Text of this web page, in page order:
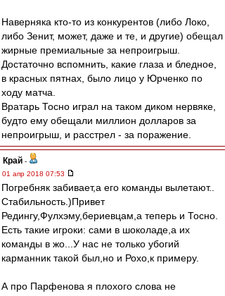
Наверняка кто-то из конкурентов (либо Локо,
либо Зенит, может, даже и те, и другие) обещал
жирные премиальные за непроигрыш.
Достаточно вспомнить, какие глаза и бледное,
в красных пятнах, было лицо у Юрченко по
ходу матча.
Вратарь Тосно играл на таком диком нервяке,
будто ему обещали миллион долларов за
непроигрыш, и расстрел - за поражение.
Край -
01 апр 2018 07:53
Погребняк забивает,а его команды вылетают..
Стабильность.)Привет
Редингу,Фулхэму,бериевцам,а теперь и Тосно.
Есть такие игроки: сами в шоколаде,а их
команды в жо...У нас не только убогий
карманник такой был,но и Рохо,к примеру.
А про Парфенова я плохого слова не